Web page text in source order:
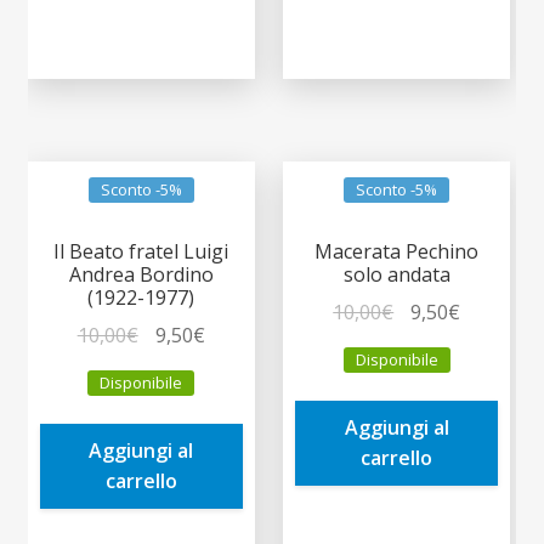
Sconto -5%
Il Beato fratel Luigi
Andrea Bordino
(1922-1977)
10,00€
prezzo
originale
era:
10,00€.
9,50€Il
è:
Disponibile
Aggiungi al
carrello
Sconto -5%
Macerata Pechino
solo andata
10,00€
prezzo
originale
era:
10,00€.
9,50€
è:
Disponibile
Aggiungi al
carrello